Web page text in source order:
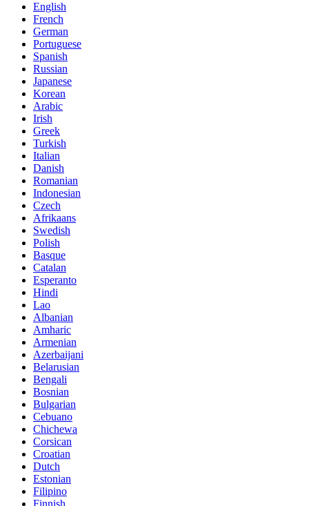
English
French
German
Portuguese
Spanish
Russian
Japanese
Korean
Arabic
Irish
Greek
Turkish
Italian
Danish
Romanian
Indonesian
Czech
Afrikaans
Swedish
Polish
Basque
Catalan
Esperanto
Hindi
Lao
Albanian
Amharic
Armenian
Azerbaijani
Belarusian
Bengali
Bosnian
Bulgarian
Cebuano
Chichewa
Corsican
Croatian
Dutch
Estonian
Filipino